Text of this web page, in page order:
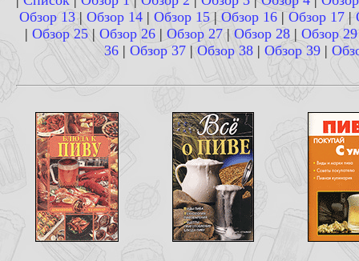
Обзор 13| Обзор 14 | Обзор 15|Обзор 16 |Обзор 17 |
| Обзор 25| Обзор 26 | Обзор 27 | Обзор 28 | Обзор 29
36| Обзор 37| Обзор 38| Обзор 39|